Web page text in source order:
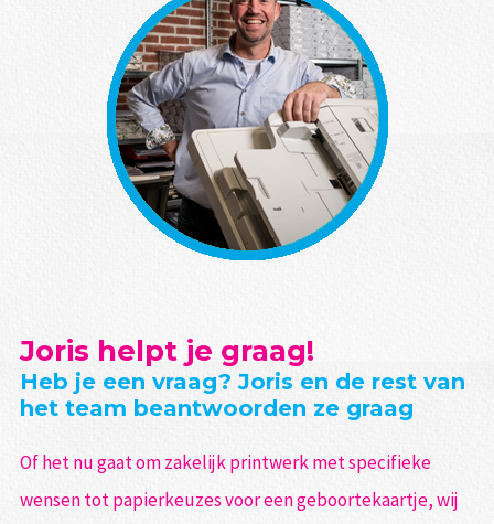
Joris helpt je graag!
Heb je een vraag? Joris en de rest van
het team beantwoorden ze graag
Of het nu gaat om zakelijk printwerk met specifieke
wensen tot papierkeuzes voor een geboortekaartje, wij